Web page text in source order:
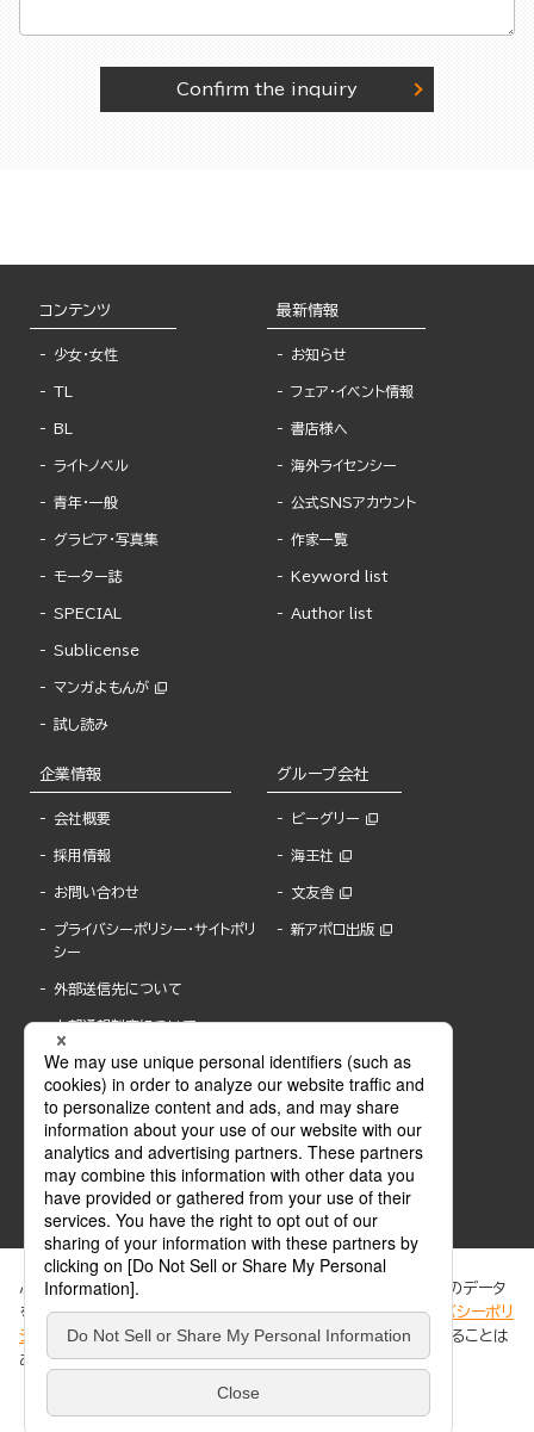
Confirm the inquiry
コンテンツ
少女・女性
TL
BL
ライトノベル
青年・一般
グラビア・写真集
モーター誌
SPECIAL
Sublicense
マンガよもんが
試し読み
最新情報
お知らせ
フェア・イベント情報
書店様へ
海外ライセンシー
公式SNSアカウント
作家一覧
Keyword list
Author list
企業情報
会社概要
採用情報
お問い合わせ
プライバシーポリシー・サイトポリ
シー
外部送信先について
内部通報制度について
グループ会社
ビーグリー
海王社
文友舎
新アポロ出版
ABJマークは、この電子書店・電子書籍配信サービスが、著作権者からコンテンツ使用許諾を
得た正規版配信サービスであることを示す登録商標(登録番号 第6091713号)です。
ABJマークの詳細、ABJマークを掲示しているサービスの一覧はこちら。
ぶんか社が運営するサイトでは、利便性向上のためにCookie等のデータ
を使用しています。 当社のCookieについての詳細は、「プライバシーポリ
シー
」をご覧ください。当サイトでは、訪問者の個人情報を追跡することは
ありません。